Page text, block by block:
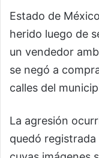
Estado de
herido luego de
un vendedor
se negó a
calles del
La agresión
quedó